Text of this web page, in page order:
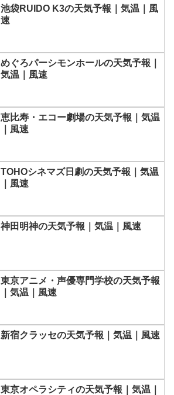
池袋RUIDO K3の天気予報｜気温｜風
速
めぐろパーシモンホールの天気予報｜
気温｜風速
恵比寿・エコー劇場の天気予報｜気温
｜風速
TOHOシネマズ日劇の天気予報｜気温
｜風速
神田明神の天気予報｜気温｜風速
東京アニメ・声優専門学校の天気予報
｜気温｜風速
新宿クラッセの天気予報｜気温｜風速
東京オペラシティの天気予報｜気温｜